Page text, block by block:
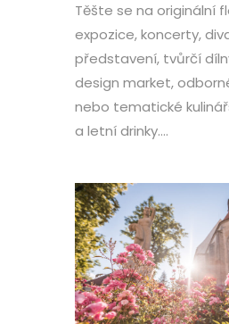
Těšte se na originální
expozice, koncerty,
představení, tvůrčí
design market,
nebo tematické
a letní drinky….